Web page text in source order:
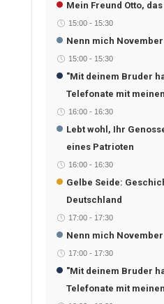
Mein Freund Otto,
15:00- 15:30
Nenn mich November
15:00- 15:30
"Mit deinem Bruder
Telefonate mit
16:00- 16:30
Lebt wohl, Ihr
eines Patrioten
16:00- 16:30
Gelbe Seide:
Deutschland
17:00- 17:30
Nenn mich November
17:00- 17:30
"Mit deinem Bruder
Telefonate mit